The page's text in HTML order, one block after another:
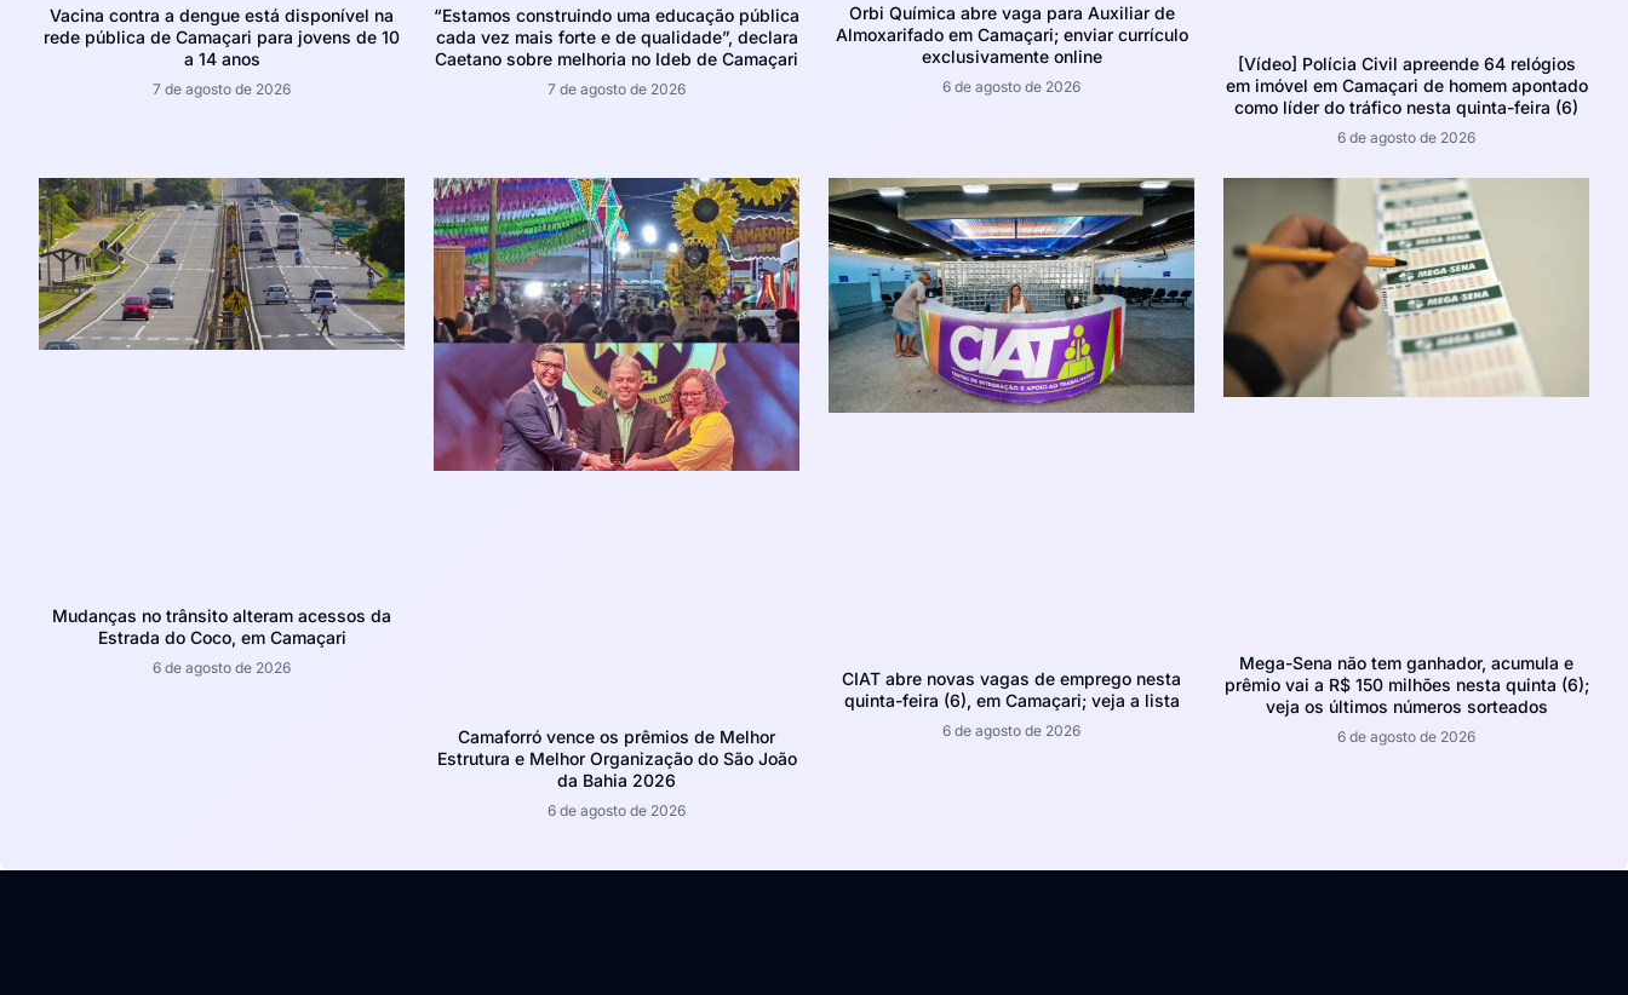
Vacina contra a dengue está disponível na
rede pública de Camaçari para jovens de 10
a 14 anos
7 de agosto de 2026
“Estamos construindo uma educação pública
cada vez mais forte e de qualidade”, declara
Caetano sobre melhoria no Ideb de Camaçari
7 de agosto de 2026
Orbi Química abre vaga para Auxiliar de
Almoxarifado em Camaçari; enviar currículo
exclusivamente online
6 de agosto de 2026
[Vídeo] Polícia Civil apreende 64 relógios
em imóvel em Camaçari de homem apontado
como líder do tráfico nesta quinta-feira (6)
6 de agosto de 2026
Mudanças no trânsito alteram acessos da
Estrada do Coco, em Camaçari
6 de agosto de 2026
Camaforró vence os prêmios de Melhor
Estrutura e Melhor Organização do São João
da Bahia 2026
6 de agosto de 2026
CIAT abre novas vagas de emprego nesta
quinta-feira (6), em Camaçari; veja a lista
6 de agosto de 2026
Mega-Sena não tem ganhador, acumula e
prêmio vai a R$ 150 milhões nesta quinta (6);
veja os últimos números sorteados
6 de agosto de 2026